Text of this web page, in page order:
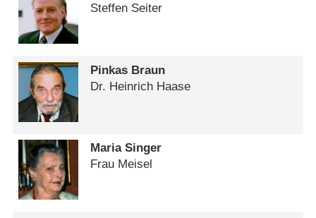
Steffen Seiter
Pinkas Braun
Dr. Heinrich Haase
Maria Singer
Frau Meisel